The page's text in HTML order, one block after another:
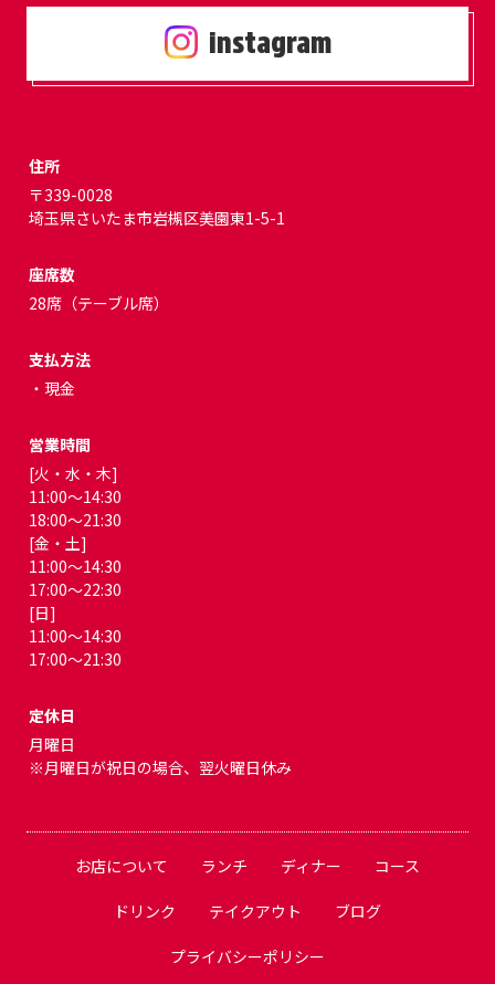
instagram
住所
〒339-0028
埼玉県さいたま市岩槻区美園東1-5-1
座席数
28席（テーブル席）
支払方法
・現金
営業時間
[火・水・木]
11:00～14:30
18:00～21:30
[金・土]
11:00～14:30
17:00～22:30
[日]
11:00～14:30
17:00～21:30
定休日
月曜日
※月曜日が祝日の場合、翌火曜日休み
お店について ランチ ディナー コース
ドリンク テイクアウト ブログ
プライバシーポリシー